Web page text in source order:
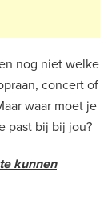
nog niet welke
concert of
waar moet je
past bij bij jou?
kunnen